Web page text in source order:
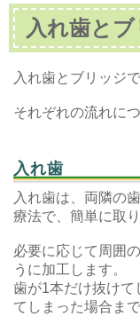
入れ歯と
入れ歯とブリッジ
それぞれの流れに
入れ歯
入れ歯は、両隣の
療法で、簡単に取
必要に応じて周囲
うに加工します。
歯が1本だけ抜けて
てしまった場合ま